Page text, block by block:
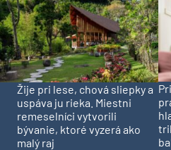
Žije pri lese, chová sliepky a
uspáva ju rieka. Miestni
remeselníci vytvorili
bývanie, ktoré vyzerá ako
malý raj